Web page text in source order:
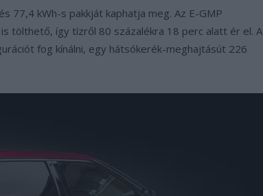
77,4 kWh-s pakkját kaphatja meg. Az E-GMP
tölthető, így tízről 80 százalékra 18 perc alatt ér el. A
fog kínálni, egy hátsókerék-meghajtásút 226